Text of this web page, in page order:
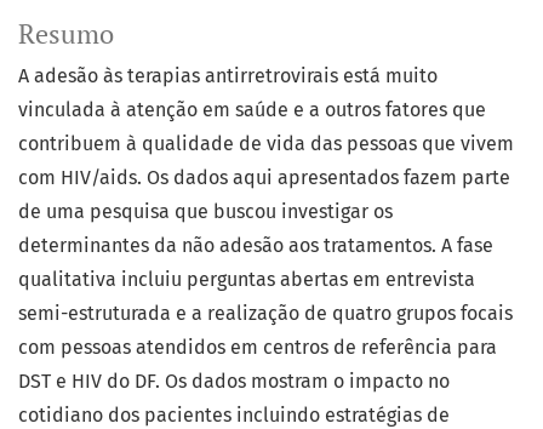
Resumo
A adesão às terapias antirretrovirais está muito
vinculada à atenção em saúde e a outros fatores que
contribuem à qualidade de vida das pessoas que vivem
com HIV/aids. Os dados aqui apresentados fazem parte
de uma pesquisa que buscou investigar os
determinantes da não adesão aos tratamentos. A fase
qualitativa incluiu perguntas abertas em entrevista
semi-estruturada e a realização de quatro grupos focais
com pessoas atendidos em centros de referência para
DST e HIV do DF. Os dados mostram o impacto no
cotidiano dos pacientes incluindo estratégias de